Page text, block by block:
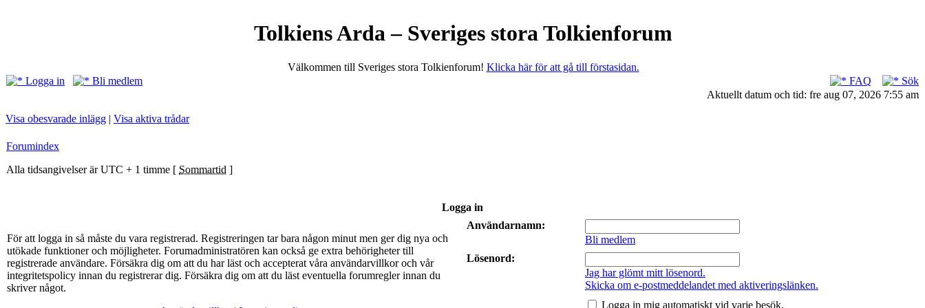
Tolkiens Arda – Sveriges stora Tolkienforum
Välkommen till Sveriges stora Tolkienforum! Klicka här för att gå till förstasidan.
Logga in
Bli medlem FAQ
Sök
Aktuellt datum och tid: fre aug 07, 2026 7:55 am
Visa obesvarade inlägg | Visa aktiva trådar
Forumindex
Alla tidsangivelser är UTC + 1 timme [ Sommartid ]
Logga in
För att logga in så måste du vara registrerad. Registreringen tar bara någon minut men ger dig nya och
utökade funktioner och möjligheter. Forumadministratören kan också ge extra behörigheter till
registrerade användare. Försäkra dig om att du har läst och accepterat våra användarvillkor och vår
integritetspolicy innan du registrerar dig. Försäkra dig om att du läst eventuella forumregler innan du
skriver något.
Användarnamn:
Bli medlem
Lösenord:
Jag har glömt mitt lösenord.
Skicka om e-postmeddelandet med aktiveringslänken.
Logga in mig automatiskt vid varje besök.